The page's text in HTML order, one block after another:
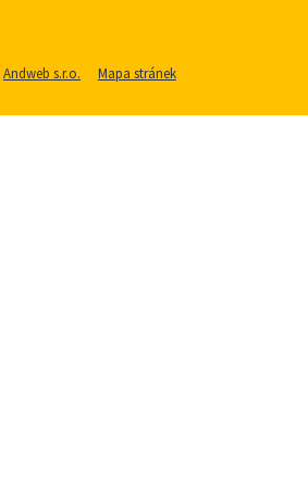
Andweb s.r.o. Mapa stránek